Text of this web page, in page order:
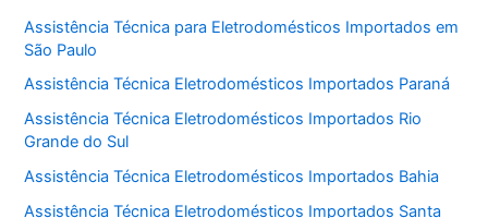
Assistência Técnica para Eletrodomésticos Importados em
São Paulo
Assistência Técnica Eletrodomésticos Importados Paraná
Assistência Técnica Eletrodomésticos Importados Rio
Grande do Sul
Assistência Técnica Eletrodomésticos Importados Bahia
Assistência Técnica Eletrodomésticos Importados Santa